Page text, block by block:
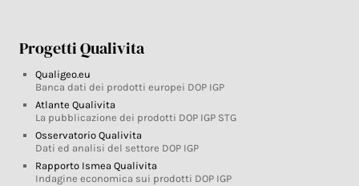
Progetti Qualivita
Qualigeo.eu
Banca dati dei prodotti europei DOP IGP
Atlante Qualivita
La pubblicazione dei prodotti DOP IGP STG
Osservatorio Qualivita
Dati ed analisi del settore DOP IGP
Rapporto Ismea Qualivita
Indagine economica sui prodotti DOP IGP